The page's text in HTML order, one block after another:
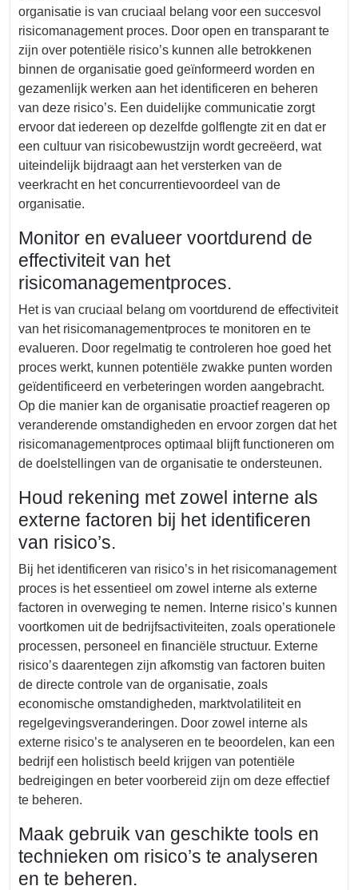
organisatie is van cruciaal belang voor een succesvol
risicomanagement proces. Door open en transparant te
zijn over potentiële risico’s kunnen alle betrokkenen
binnen de organisatie goed geïnformeerd worden en
gezamenlijk werken aan het identificeren en beheren
van deze risico’s. Een duidelijke communicatie zorgt
ervoor dat iedereen op dezelfde golflengte zit en dat er
een cultuur van risicobewustzijn wordt gecreëerd, wat
uiteindelijk bijdraagt aan het versterken van de
veerkracht en het concurrentievoordeel van de
organisatie.
Monitor en evalueer voortdurend de
effectiviteit van het
risicomanagementproces.
Het is van cruciaal belang om voortdurend de effectiviteit
van het risicomanagementproces te monitoren en te
evalueren. Door regelmatig te controleren hoe goed het
proces werkt, kunnen potentiële zwakke punten worden
geïdentificeerd en verbeteringen worden aangebracht.
Op die manier kan de organisatie proactief reageren op
veranderende omstandigheden en ervoor zorgen dat het
risicomanagementproces optimaal blijft functioneren om
de doelstellingen van de organisatie te ondersteunen.
Houd rekening met zowel interne als
externe factoren bij het identificeren
van risico’s.
Bij het identificeren van risico’s in het risicomanagement
proces is het essentieel om zowel interne als externe
factoren in overweging te nemen. Interne risico’s kunnen
voortkomen uit de bedrijfsactiviteiten, zoals operationele
processen, personeel en financiële structuur. Externe
risico’s daarentegen zijn afkomstig van factoren buiten
de directe controle van de organisatie, zoals
economische omstandigheden, marktvolatiliteit en
regelgevingsveranderingen. Door zowel interne als
externe risico’s te analyseren en te beoordelen, kan een
bedrijf een holistisch beeld krijgen van potentiële
bedreigingen en beter voorbereid zijn om deze effectief
te beheren.
Maak gebruik van geschikte tools en
technieken om risico’s te analyseren
en te beheren.